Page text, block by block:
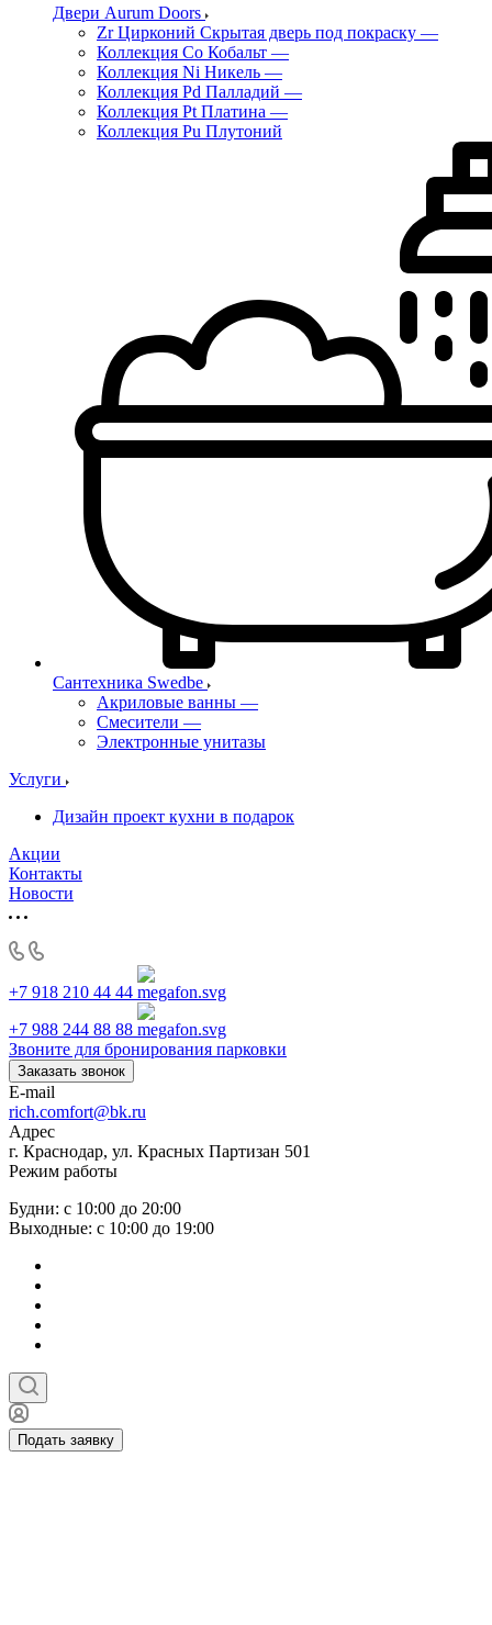
Двери Aurum Doors
Zr Цирконий Скрытая дверь под покраску —
Коллекция Co Кобальт —
Коллекция Ni Никель —
Коллекция Pd Палладий —
Коллекция Pt Платина —
Коллекция Pu Плутоний
Сантехника Swedbe
Акриловые ванны —
Смесители —
Электронные унитазы
Услуги
Дизайн проект кухни в подарок
Акции
Контакты
Новости
+7 918 210 44 44
+7 988 244 88 88
Звоните для бронирования парковки
Заказать звонок
E-mail
rich.comfort@bk.ru
Адрес
г. Краснодар, ул. Красных Партизан 501
Режим работы
Будни: с 10:00 до 20:00
Выходные: с 10:00 до 19:00
Подать заявку